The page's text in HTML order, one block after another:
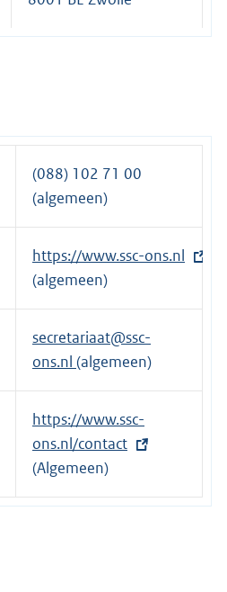
(088) 102 71 00
(algemeen)
E
x
t
l
i
n
k
https://www.ssc-ons.nl
(algemeen)
secretariaat@ssc-
ons.nl (algemeen)
E
x
t
e
https://www.ssc-
ons.nl/contact
(Algemeen)